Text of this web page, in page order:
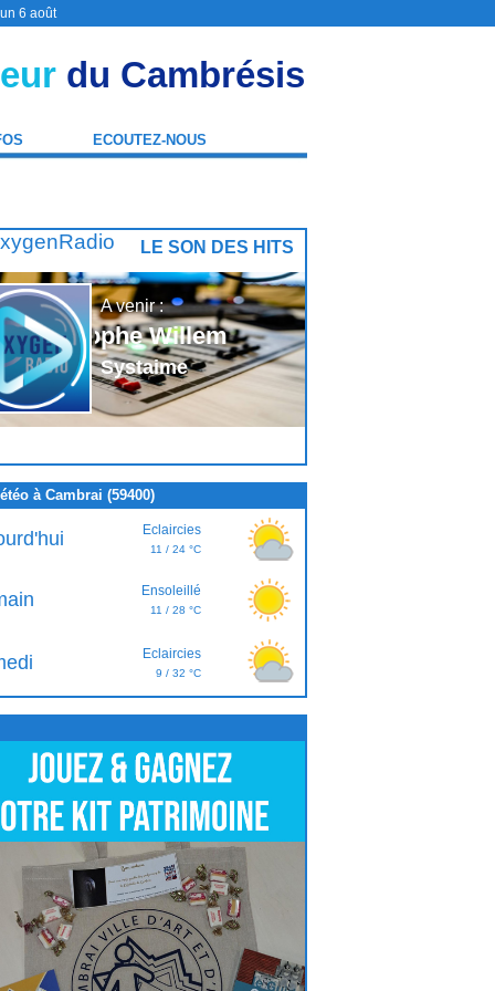
6 août
du Cambrésis
ECOUTEZ-NOUS
LE SON DES HITS
A venir :
Christophe Willem
Systaime
à Cambrai (59400)
Eclaircies
11 / 24 °C
Ensoleillé
11 / 28 °C
Eclaircies
9 / 32 °C